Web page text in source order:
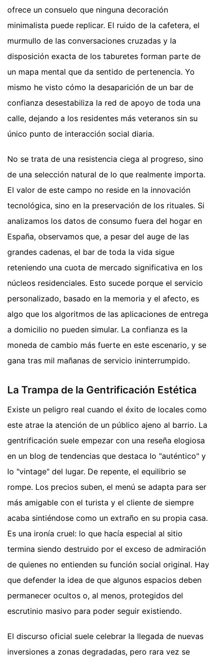
ofrece un consuelo que ninguna decoración
minimalista puede replicar. El ruido de la cafetera, el
murmullo de las conversaciones cruzadas y la
disposición exacta de los taburetes forman parte de
un mapa mental que da sentido de pertenencia. Yo
mismo he visto cómo la desaparición de un bar de
confianza desestabiliza la red de apoyo de toda una
calle, dejando a los residentes más veteranos sin su
único punto de interacción social diaria.
No se trata de una resistencia ciega al progreso, sino
de una selección natural de lo que realmente importa.
El valor de este campo no reside en la innovación
tecnológica, sino en la preservación de los rituales. Si
analizamos los datos de consumo fuera del hogar en
España, observamos que, a pesar del auge de las
grandes cadenas, el bar de toda la vida sigue
reteniendo una cuota de mercado significativa en los
núcleos residenciales. Esto sucede porque el servicio
personalizado, basado en la memoria y el afecto, es
algo que los algoritmos de las aplicaciones de entrega
a domicilio no pueden simular. La confianza es la
moneda de cambio más fuerte en este escenario, y se
gana tras mil mañanas de servicio ininterrumpido.
La Trampa de la Gentrificación Estética
Existe un peligro real cuando el éxito de locales como
este atrae la atención de un público ajeno al barrio. La
gentrificación suele empezar con una reseña elogiosa
en un blog de tendencias que destaca lo "auténtico" y
lo "vintage" del lugar. De repente, el equilibrio se
rompe. Los precios suben, el menú se adapta para ser
más amigable con el turista y el cliente de siempre
acaba sintiéndose como un extraño en su propia casa.
Es una ironía cruel: lo que hacía especial al sitio
termina siendo destruido por el exceso de admiración
de quienes no entienden su función social original. Hay
que defender la idea de que algunos espacios deben
permanecer ocultos o, al menos, protegidos del
escrutinio masivo para poder seguir existiendo.
El discurso oficial suele celebrar la llegada de nuevas
inversiones a zonas degradadas, pero rara vez se